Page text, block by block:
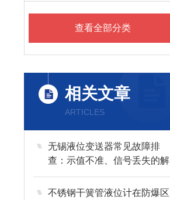
查看全部分类
相关文章
ARTICLES
无锡液位变送器常见故障排
查：示值不准、信号丢失的解
决技巧
不锈钢干簧管液位计在防爆区